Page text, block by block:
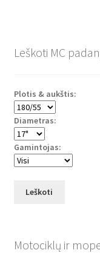
Leškoti MC
Plotis & aukštis:
Diametras:
Gamintojas:
Leškoti
Motociklų ir